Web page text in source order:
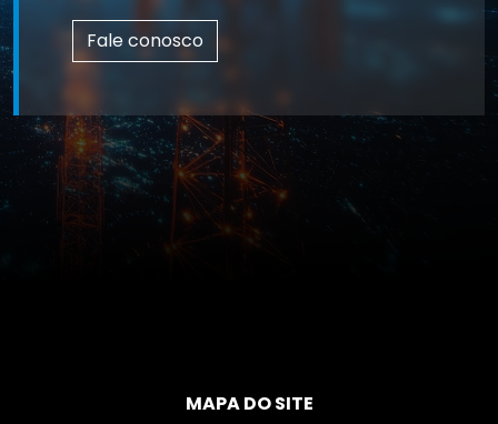
Fale conosco
MAPA DO SITE